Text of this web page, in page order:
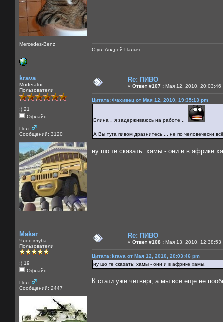
Mercedes-Benz
С ув. Андрей Палыч
krava
Moderator
Пользователи
:) 21
Офлайн
Пол:
Сообщений: 3120
Re: ПИВО
« Ответ #107 : Мая 12, 2010, 20:03:46
Цитата: Фахивец от Мая 12, 2010, 19:35:13 pm
Блина .. я задерживаюсь на работе ..
А Вы тута пивом дразнитесь ... не по человечески
ну шо те сказать: хамы - они и в африке
Makar
Член клуба
Пользователи
:) 19
Офлайн
Пол:
Сообщений: 2447
Re: ПИВО
« Ответ #108 : Мая 13, 2010, 12:38:53
Цитата: krava от Мая 12, 2010, 20:03:46 pm
ну шо те сказать: хамы - они и в африке хамы.
К стати уже четверг, а мы все еще не